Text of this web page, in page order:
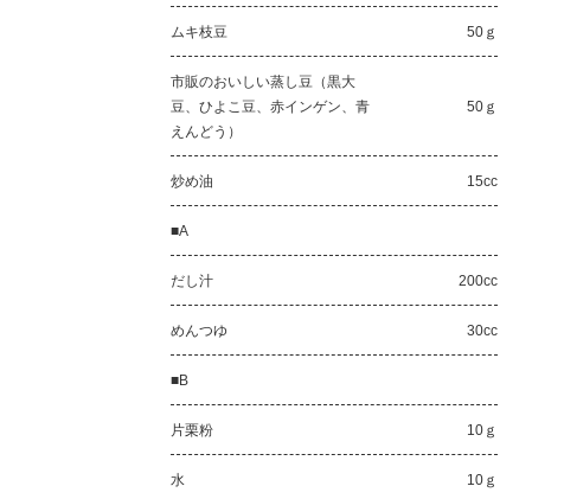
ムキ枝豆 50ｇ
市販のおいしい蒸し豆（黒大
豆、ひよこ豆、赤インゲン、青
えんどう）
50ｇ
炒め油 15cc
■A
だし汁 200cc
めんつゆ 30cc
■B
片栗粉 10ｇ
水 10ｇ